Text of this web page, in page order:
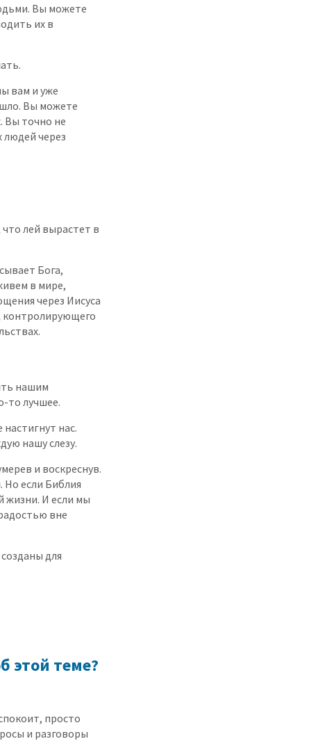
Вы можете
их в
вам и уже
Вы можете
Вы точно не
через
лей вырастет в
Бога,
в мире,
через Иисуса
контролирующего
нашим
то лучшее.
нас.
нашу слезу.
и воскреснув.
Но если Библия
жизни. И если мы
вне
для
этой теме?
просто
и разговоры